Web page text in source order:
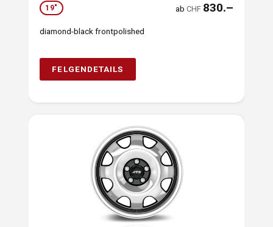
19" abCHF 830.–
diamond-black frontpolished
FELGENDETAILS